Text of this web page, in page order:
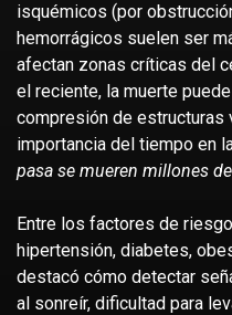
isquémicos (por
hemorrágicos suelen ser
afectan zonas críticas del
el reciente, la muerte
compresión de estructuras
importancia del tiempo en
pasa se mueren millones
Entre los factores de
hipertensión, diabetes,
destacó cómo detectar
al sonreír, dificultad para